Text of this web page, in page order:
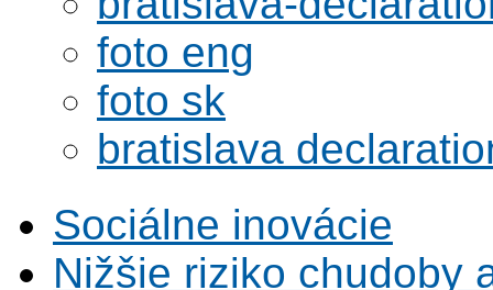
foto eng
foto sk
bratislava
Sociálne inovácie
Nižšie riziko chudoby